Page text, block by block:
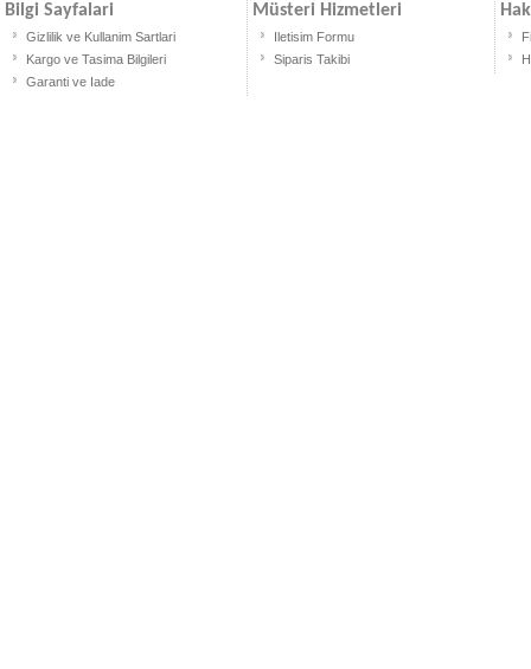
Bilgi Sayfalari
Gizlilik ve Kullanim Sartlari
Kargo ve Tasima Bilgileri
Garanti ve Iade
Müsteri Hizmetleri
Iletisim Formu
Siparis Takibi